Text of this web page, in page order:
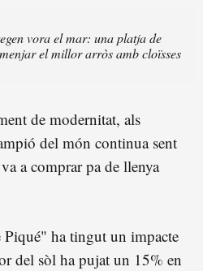
vora el mar: una platja de
el millor arròs amb cloïsses
de modernitat, als
del món continua sent
a comprar pa de llenya
ha tingut un impacte
del sòl ha pujat un 15% en